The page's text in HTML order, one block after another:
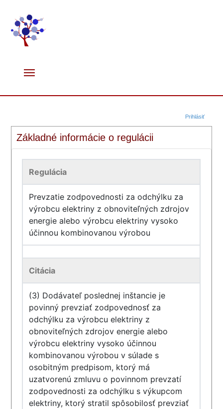
Prihlásiť
Základné informácie o regulácii
Regulácia
Prevzatie zodpovednosti za odchýlku za
výrobcu elektriny z obnoviteľných zdrojov
energie alebo výrobcu elektriny vysoko
účinnou kombinovanou výrobou
Citácia
(3) Dodávateľ poslednej inštancie je
povinný prevziať zodpovednosť za
odchýlku za výrobcu elektriny z
obnoviteľných zdrojov energie alebo
výrobcu elektriny vysoko účinnou
kombinovanou výrobou v súlade s
osobitným predpisom, ktorý má
uzatvorenú zmluvu o povinnom prevzatí
zodpovednosti za odchýlku s výkupcom
elektriny, ktorý stratil spôsobilosť prevziať